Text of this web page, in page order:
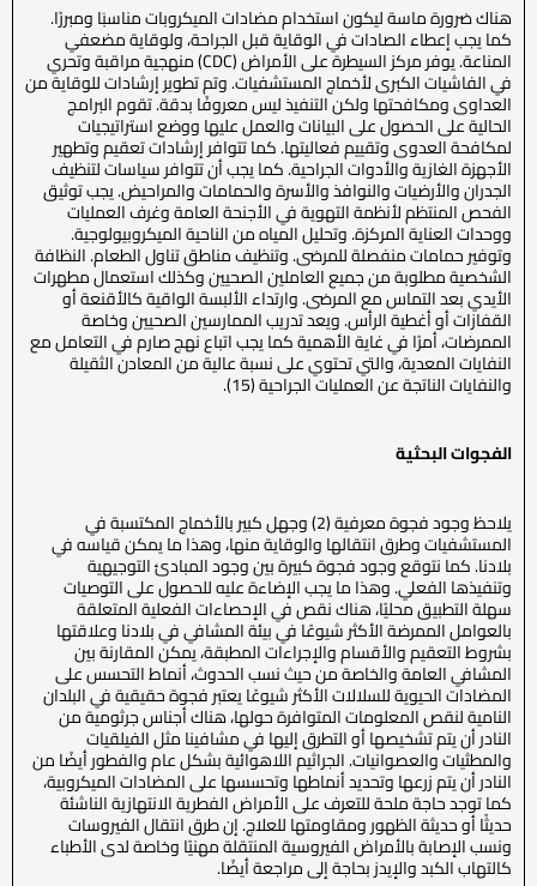
هناك ضرورة ماسة ليكون استخدام مضادات الميكروبات مناسبَا ومبررًا.
كما يجب إعطاء الصادات في الوقاية قبل الجراحة، ولوقاية مضعفي
المناعة. يوفر مركز السيطرة على الأمراض (CDC) منهجية مراقبة وتحري
في الفاشيات الكبرى لأخماج المستشفيات. وتم تطوير إرشادات للوقاية من
العداوى ومكافحتها ولكن التنفيذ ليس معروفًا بدقة. تقوم البرامج
الحالية على الحصول على البيانات والعمل عليها ووضع استراتيجيات
لمكافحة العدوى وتقييم فعاليتها. كما تتوافر إرشادات تعقيم وتطهير
الأجهزة الغازية والأدوات الجراحية. كما يجب أن تتوافر سياسات لتنظيف
الجدران والأرضيات والنوافذ والأسرة والحمامات والمراحيض. يجب توثيق
الفحص المنتظم لأنظمة التهوية في الأجنحة العامة وغرف العمليات
ووحدات العناية المركزة. وتحليل المياه من الناحية الميكروبيولوجية.
وتوفير حمامات منفصلة للمرضى. وتنظيف مناطق تناول الطعام. النظافة
الشخصية مطلوبة من جميع العاملين الصحيين وكذلك استعمال مطهرات
الأيدي بعد التماس مع المرضى. وارتداء الألبسة الواقية كالأقنعة أو
القفازات أو أغطية الرأس. ويعد تدريب الممارسين الصحيين وخاصة
الممرضات، أمرًا في غاية الأهمية كما يجب اتباع نهج صارم في التعامل مع
النفايات المعدية، والتي تحتوي على نسبة عالية من المعادن الثقيلة
والنفايات الناتجة عن العمليات الجراحية (15).
الفجوات البحثية
يلاحظ وجود فجوة معرفية (2) وجهل كبير بالأخماج المكتسبة في
المستشفيات وطرق انتقالها والوقاية منها، وهذا ما يمكن قياسه في
بلادنا. كما نتوقع وجود فجوة كبيرة بين وجود المبادئ التوجيهية
وتنفيذها الفعلي. وهذا ما يجب الإضاءة عليه للحصول على التوصيات
سهلة التطبيق محليًا، هناك نقص في الإحصاءات الفعلية المتعلقة
بالعوامل الممرضة الأكثر شيوعًا في بيئة المشافي في بلادنا وعلاقتها
بشروط التعقيم والأقسام والإجراءات المطبقة، يمكن المقارنة بين
المشافي العامة والخاصة من حيث نسب الحدوث، أنماط التحسس على
المضادات الحيوية للسلالات الأكثر شيوعًا يعتبر فجوة حقيقية في البلدان
النامية لنقص المعلومات المتوافرة حولها، هناك أجناس جرثومية من
النادر أن يتم تشخيصها أو التطرق إليها في مشافينا مثل الفيلقيات
والمطثيات والعصوانيات. الجراثيم اللاهوائية بشكل عام والفطور أيضًا من
النادر أن يتم زرعها وتحديد أنماطها وتحسسها على المضادات الميكروبية،
كما توجد حاجة ملحة للتعرف على الأمراض الفطرية الانتهازية الناشئة
حديثًا أو حديثة الظهور ومقاومتها للعلاج. إن طرق انتقال الفيروسات
ونسب الإصابة بالأمراض الفيروسية المنتقلة مهنيًا وخاصة لدى الأطباء
كالتهاب الكبد والإيدز بحاجة إلى مراجعة أيضًا.